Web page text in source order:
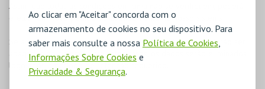
Ao clicar em "Aceitar" concorda com o
armazenamento de cookies no seu dispositivo. Para
saber mais consulte a nossa Política de Cookies
Informações Sobre Cookies e
Privacidade & Segurança.
Assim que todas as condições em cima não se verifiquem, poderá
efetuar um novo pedido de esquecimento no nosso sistema.
Se a lei exigir a retenção de alguns dados, estes não poderão ser
apagados do sistema. Para estes casos, os dados serão eliminados
logo após o período de retenção requerido.